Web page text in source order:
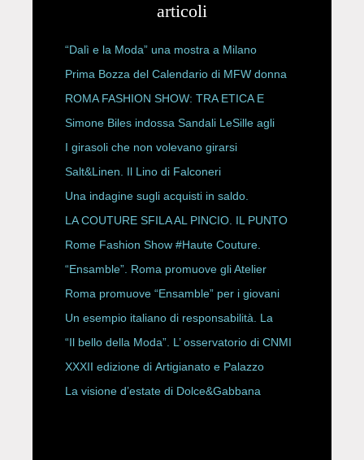
articoli
“Dalì e la Moda” una mostra a Milano
Prima Bozza del Calendario di MFW donna
P/E 2027
ROMA FASHION SHOW: TRA ETICA E
HAUTE COUTURE
Simone Biles indossa Sandali LeSille agli
ESPY Awards 2026
I girasoli che non volevano girarsi
Salt&Linen. Il Lino di Falconeri
Una indagine sugli acquisti in saldo.
LA COUTURE SFILA AL PINCIO. IL PUNTO
CON ALESSANDRO ONORATO E
ROBERTA ANGELILLI
Rome Fashion Show #Haute Couture.
“Ensamble”. Roma promuove gli Atelier
Storici
Roma promuove “Ensamble” per i giovani
Un esempio italiano di responsabilità. La
Rete Slow Fiber
“Il bello della Moda”. L’ osservatorio di CNMI
XXXII edizione di Artigianato e Palazzo
La visione d’estate di Dolce&Gabbana